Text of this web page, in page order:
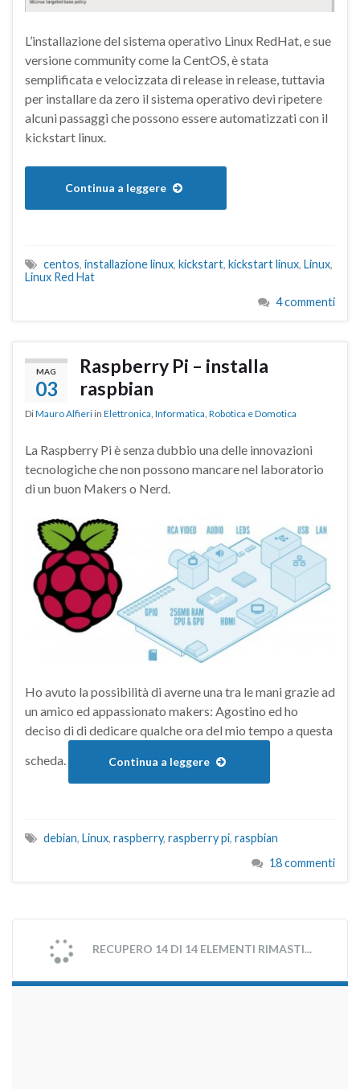
L’installazione del sistema operativo Linux RedHat, e sue
versione community come la CentOS, è stata
semplificata e velocizzata di release in release, tuttavia
per installare da zero il sistema operativo devi ripetere
alcuni passaggi che possono essere automatizzati con il
kickstart linux.
Continua a leggere
centos, installazione linux, kickstart, kickstart linux, Linux,
Linux Red Hat
4 commenti
MAG
03
Raspberry Pi – installa
raspbian
DiMauro Alfieri in Elettronica, Informatica, Robotica e Domotica
La Raspberry Pi è senza dubbio una delle innovazioni
tecnologiche che non possono mancare nel laboratorio
di un buon Makers o Nerd.
Ho avuto la possibilità di averne una tra le mani grazie ad
un amico ed appassionato makers: Agostino ed ho
deciso di di dedicare qualche ora del mio tempo a questa
scheda.
Continua a leggere
debian, Linux, raspberry, raspberry pi, raspbian
18 commenti
RECUPERO 14 DI 14 ELEMENTI RIMASTI...